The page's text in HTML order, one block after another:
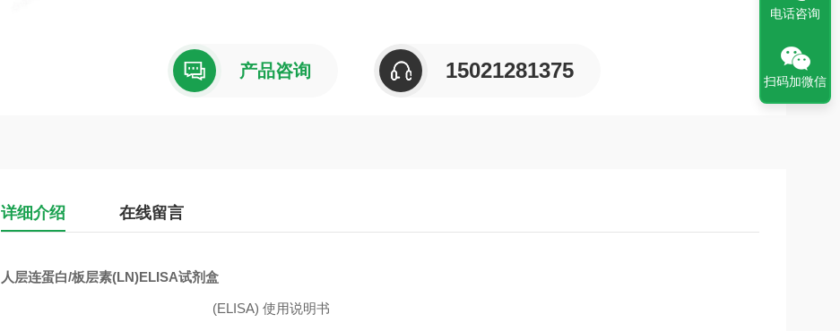
产品咨询 15021281375
详细介绍 在线留言
人层连蛋白/板层素(LN)ELISA试剂盒
(ELISA) 使用说明书
电话咨询
扫码加微信